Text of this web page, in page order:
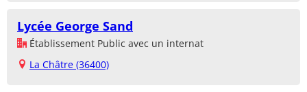
Lycée George Sand
Établissement Public avec un internat
La Châtre (36400)